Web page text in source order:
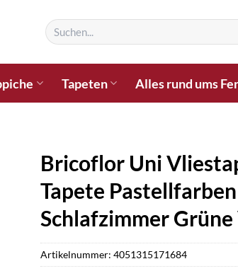
Suchen
nach:
Tapeten Alles rund ums
Bricoflor Uni
Tapete
Schlafzimmer
Artikelnummer: 4051315171684